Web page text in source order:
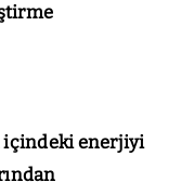
içindeki enerjiyi